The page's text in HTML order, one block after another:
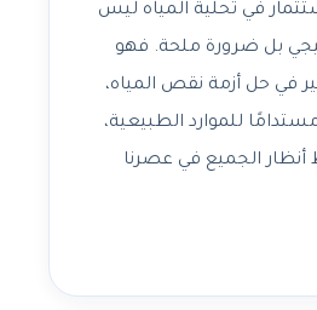
في تحلية المياه ليس
بل ضرورة ملحة. فهو
في حل أزمة نقص المياه،
للموارد الطبيعية،
الجميع في عصرنا